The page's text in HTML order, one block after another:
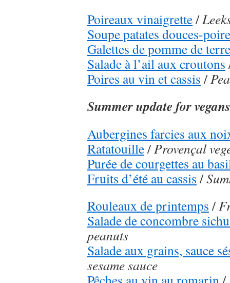
Poireaux vinaigrette/
Soupe patates douces-
Galettes de pomme de terre
Salade à l’ail aux croutons
Poires au vin et cassis /
Summer update for vegans
Aubergines farcies aux
Ratatouille/Provençal
Purée de courgettes au
Fruits d’été au cassis /
Rouleaux de printemps /
Salade de concombre
peanuts
Salade aux grains, sauce
sesame sauce